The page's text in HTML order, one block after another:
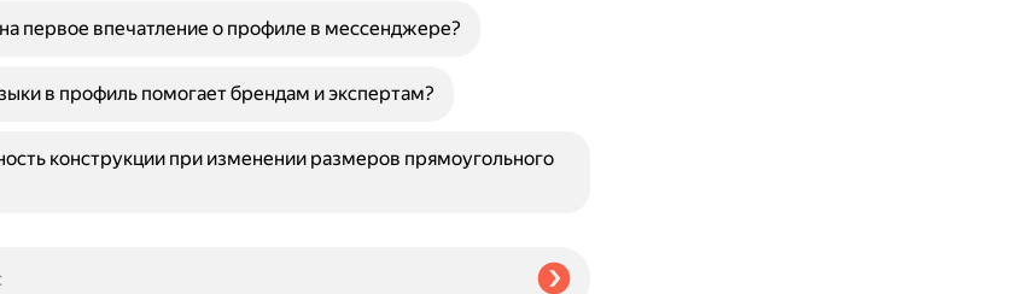
первое впечатление о профиле в мессенджере?
в профиль помогает брендам и экспертам?
конструкции при изменении размеров прямоугольного